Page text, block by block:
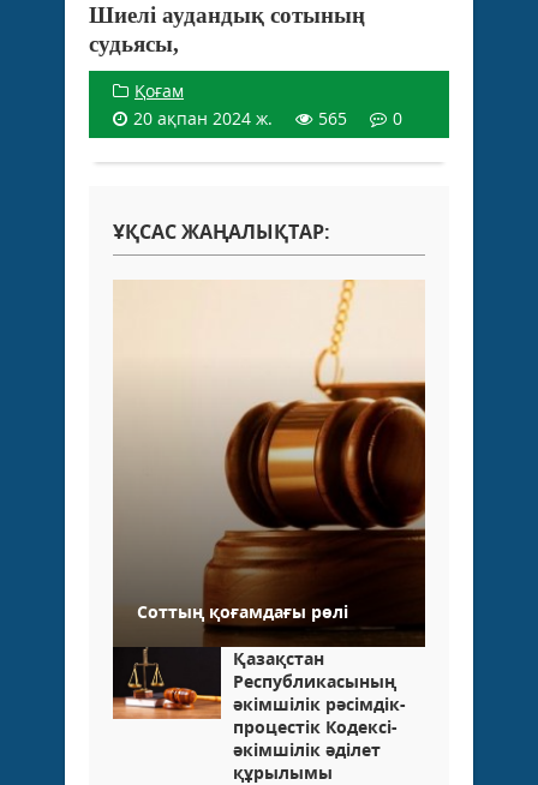
Шиелі аудандық сотының
судьясы,
Қоғам
20 ақпан 2024 ж.
565 0
ҰҚСАС ЖАҢАЛЫҚТАР:
Соттың қоғамдағы рөлі
Қазақстан
Республикасының
әкімшілік рәсімдік-
процестік Кодексі-
әкімшілік әділет
құрылымы